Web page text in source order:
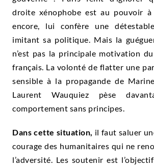
droite xénophobe est au pouvoir à
encore, lui confère une
imitant sa politique. Mais la
n’est pas la principale motivation
français. La volonté de flatter une
sensible à la propagande de
Laurent Wauquiez pèse
comportement sans principes.
Dans cette situation, il faut saluer
courage des humanitaires qui ne
l’adversité. Les soutenir est